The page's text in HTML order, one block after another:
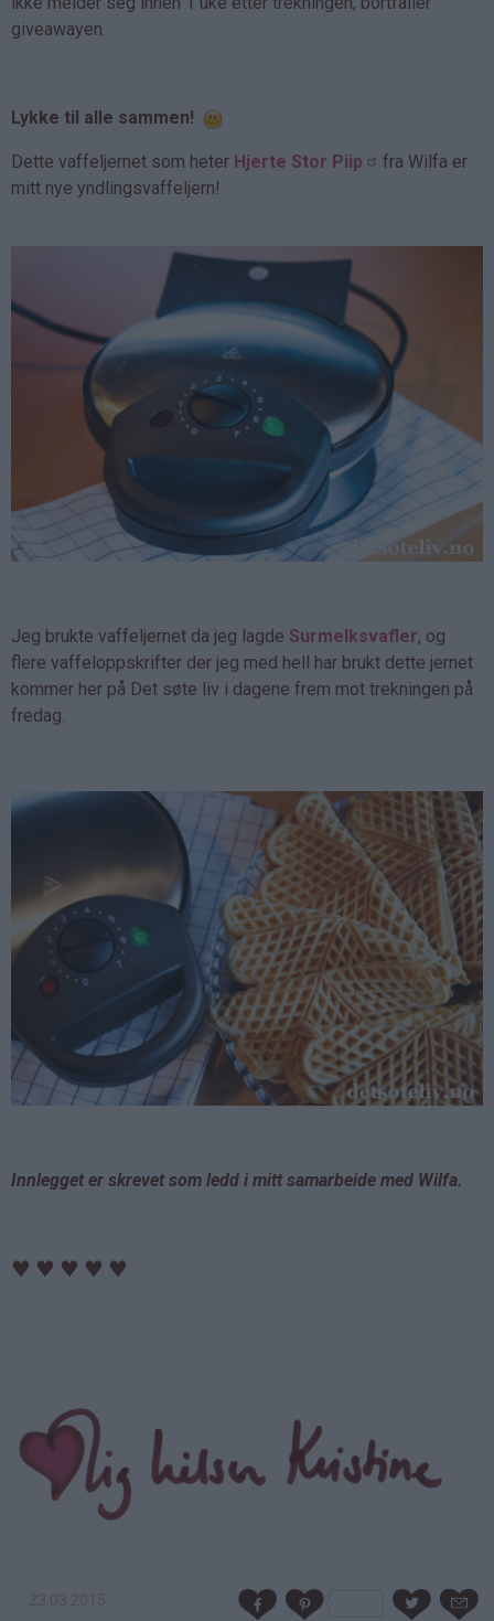
giveawayen.
Lykke til alle sammen!
Dette vaffeljernet som heter Hjerte Stor Piip
fra Wilfa er
mitt nye yndlingsvaffeljern!
Jeg brukte vaffeljernet da jeg lagde Surmelksvafler, og
flere vaffeloppskrifter der jeg med hell har brukt dette jernet
kommer her på Det søte liv i dagene frem mot trekningen på
fredag.
Innlegget er skrevet som ledd i mitt samarbeide med Wilfa.
♥ ♥ ♥ ♥ ♥